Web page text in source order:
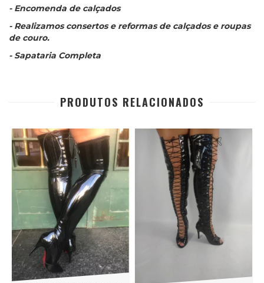
- Encomenda de calçados
- Realizamos consertos e reformas de calçados e roupas
de couro.
- Sapataria Completa
PRODUTOS RELACIONADOS